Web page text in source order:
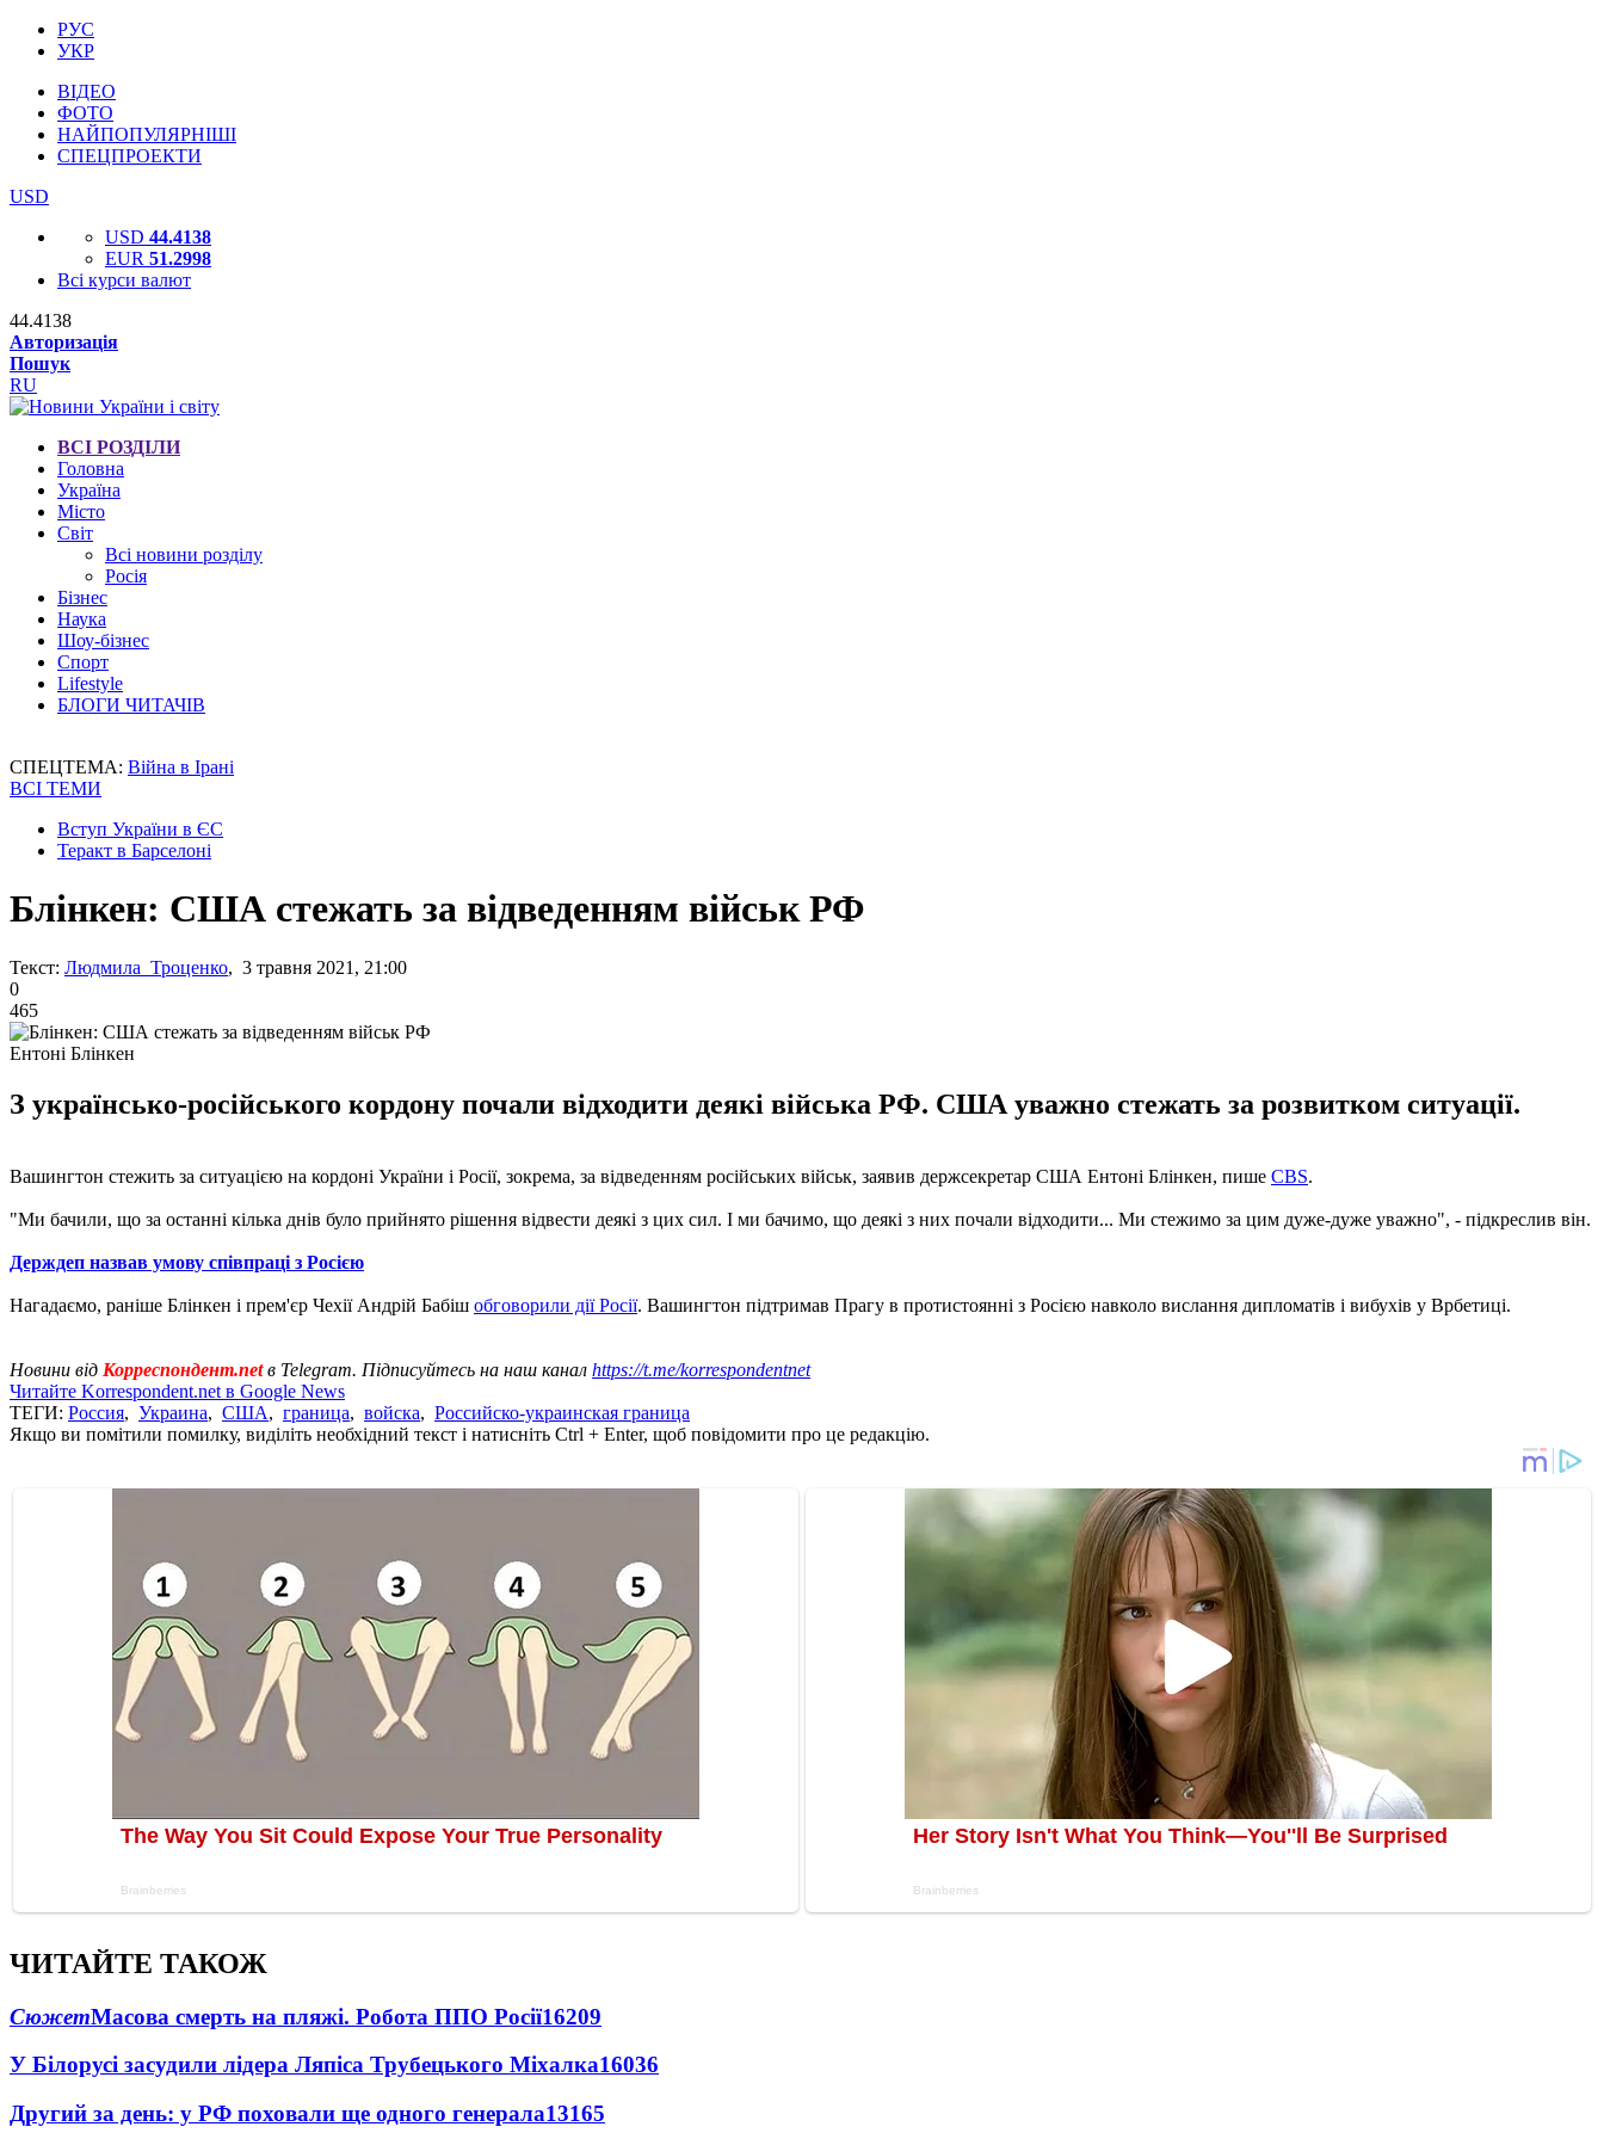
РУС
УКР
ВІДЕО
ФОТО
НАЙПОПУЛЯРНІШІ
СПЕЦПРОЕКТИ
USD
USD 44.4138
EUR 51.2998
Всі курси валют
44.4138
Авторизація
Пошук
RU
ВСІ РОЗДІЛИ
Головна
Україна
Місто
Світ
Всі новини розділу
Росія
Бізнес
Наука
Шоу-бізнес
Спорт
Lifestyle
БЛОГИ ЧИТАЧІВ
СПЕЦТЕМА: Війна в Ірані
ВСІ ТЕМИ
Вступ України в ЄС
Теракт в Барселоні
Блінкен: США стежать за відведенням військ РФ
Текст: Людмила Троценко, 3 травня 2021, 21:00
0
465
Ентоні Блінкен
З українсько-російського кордону почали відходити деякі війська РФ. США уважно стежать за розвитком ситуації.
Вашингтон стежить за ситуацією на кордоні України і Росії, зокрема, за відведенням російських військ, заявив держсекретар США Ентоні Блінкен, пише CBS.
"Ми бачили, що за останні кілька днів було прийнято рішення відвести деякі з цих сил. І ми бачимо, що деякі з них почали відходити... Ми стежимо за цим дуже-дуже уважно", - підкреслив він.
Держдеп назвав умову співпраці з Росією
Нагадаємо, раніше Блінкен і прем'єр Чехії Андрій Бабіш обговорили дії Росії. Вашингтон підтримав Прагу в протистоянні з Росією навколо вислання дипломатів і вибухів у Врбетиці.
Новини від Корреспондент.netв Telegram. Підписуйтесь на наш канал https://t.me/korrespondentnet
Читайте Korrespondent.net в Google News
ТЕГИ: Россия, Украина, США, граница, войска, Российско-украинская граница
Якщо ви помітили помилку, виділіть необхідний текст і натисніть Ctrl + Enter, щоб повідомити про це редакцію.
ЧИТАЙТЕ ТАКОЖ
СюжетМасова смерть на пляжі. Робота ППО Росії16209
У Білорусі засудили лідера Ляпіса Трубецького Міхалка16036
Другий за день: у РФ поховали ще одного генерала13165